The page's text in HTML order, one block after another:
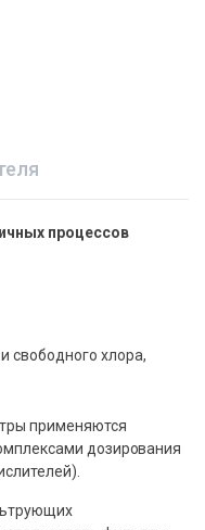
процессов
свободного хлора,
применяются
дозирования